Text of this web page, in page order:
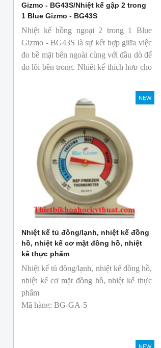
Gizmo - BG43S/Nhiệt kế gập 2 trong
1 Blue Gizmo - BG43S
Nhiệt kế hồng ngoại 2 trong 1 Blue
Gizmo - BG43S là sự kết hợp giữa việc
đo bề mặt bên ngoài cùng với đầu dò để
đo lõi bên trong. Nhiệt kế thích hợp cho
NEW
Nhiệt kế tủ đông/lạnh, nhiệt kế đồng
hồ, nhiệt kế cơ mặt đồng hồ, nhiệt
kế thực phẩm
Nhiệt kế tủ đông/lạnh, nhiệt kế đồng hồ,
nhiệt kế cơ mặt đồng hồ, nhiệt kế thực
phẩm
Mã hàng: BG-GA-5
NEW